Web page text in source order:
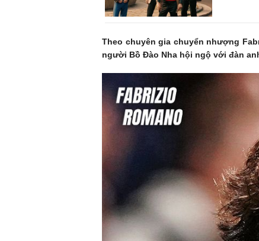
Theo chuyên gia chuyển nhượng
người Bồ Đào Nha hội ngộ với đàn